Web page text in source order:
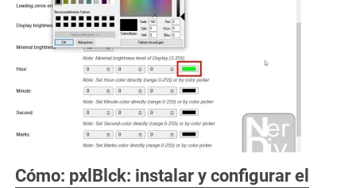
Cómo: pxlBlck: instalar y configurar el